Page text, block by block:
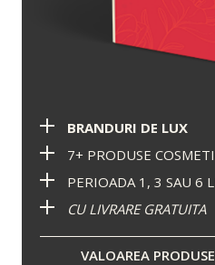
BRANDURI DE LUX
7+ PRODUSE
PERIOADA 1, 3 SAU 6
CU LIVRARE GRATUITA
VALOAREA